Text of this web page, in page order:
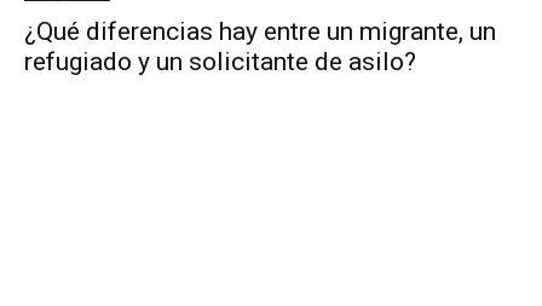
¿Qué diferencias hay entre un migrante, un
refugiado y un solicitante de asilo?